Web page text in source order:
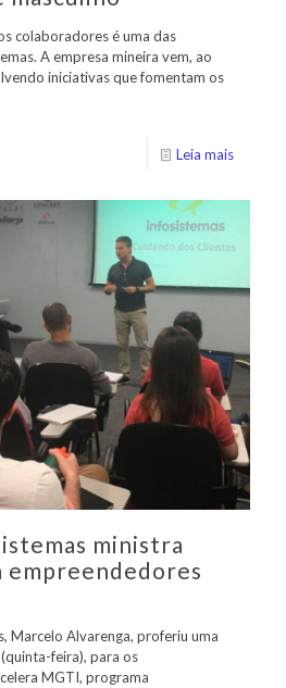
colaboradores é uma das
A empresa mineira vem, ao
iniciativas que fomentam os
Leia mais
ministra
empreendedores
Marcelo Alvarenga, proferiu uma
feira), para os
MGTI, programa